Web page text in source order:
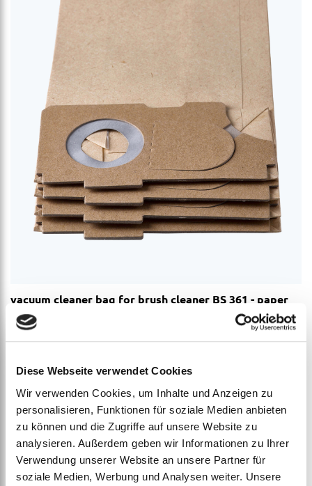
Diese Webseite verwendet Cookies
Wir verwenden Cookies, um Inhalte und Anzeigen zu
personalisieren, Funktionen für soziale Medien anbieten
zu können und die Zugriffe auf unsere Website zu
analysieren. Außerdem geben wir Informationen zu Ihrer
Verwendung unserer Website an unsere Partner für
soziale Medien, Werbung und Analysen weiter. Unsere
vacuum cleaner bag for brush cleaner BS 361 - paper
ab€2,01